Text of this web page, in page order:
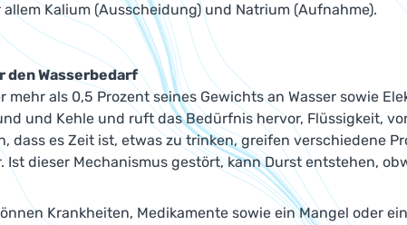
Kalium (Ausscheidung) und Natrium (Aufnahme).
den Wasserbedarf
mehr als 0,5 Prozent seines Gewichts an Wasser sowie
und Kehle und ruft das Bedürfnis hervor, Flüssigkeit,
dass es Zeit ist, etwas zu trinken, greifen verschiedene
Ist dieser Mechanismus gestört, kann Durst entstehen,
Krankheiten, Medikamente sowie ein Mangel oder